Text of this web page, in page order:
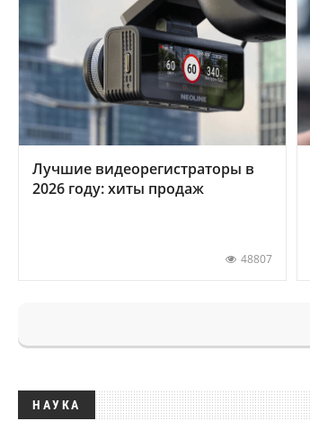
Лучшие видеорегистраторы в
2026 году: хиты продаж
48807
НАУКА